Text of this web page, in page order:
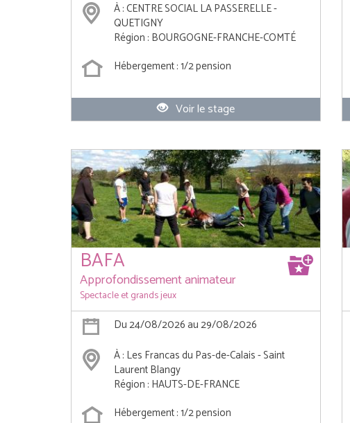
À : CENTRE SOCIAL LA PASSERELLE -
QUETIGNY
Région : BOURGOGNE-FRANCHE-COMTÉ
Hébergement : 1/2 pension
Voir le stage
BAFA
Approfondissement animateur
Spectacle et grands jeux
Du 24/08/2026 au 29/08/2026
À : Les Francas du Pas-de-Calais - Saint
Laurent Blangy
Région : HAUTS-DE-FRANCE
Hébergement : 1/2 pension